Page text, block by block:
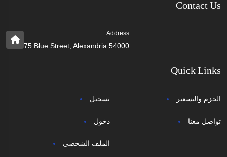
Contact Us
Address
75 Blue Street, Alexandria 54000
Quick Links
تسجيل
دخول
الملف الشخصي
الحزم والتسعير
تواصل معنا